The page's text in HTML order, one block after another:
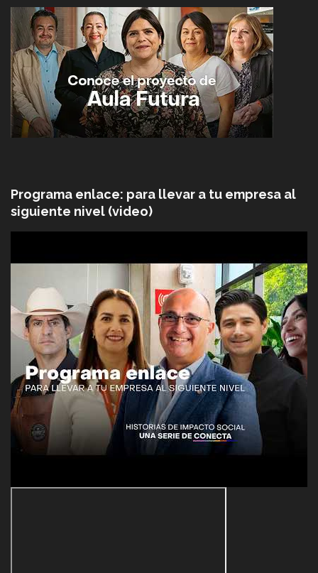
Programa enlace: para llevar a tu empresa al
siguiente nivel (video)